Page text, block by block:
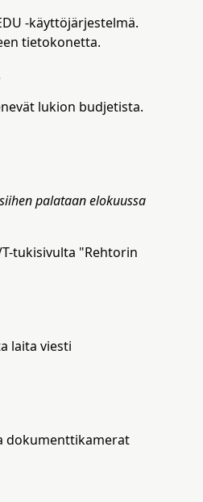
-käyttöjärjestelmä.
tietokonetta.
lukion budjetista.
palataan elokuussa
tukisivulta "Rehtorin
laita viesti
dokumenttikamerat